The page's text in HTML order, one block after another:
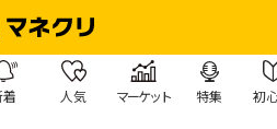
人気 マーケット 特集 初